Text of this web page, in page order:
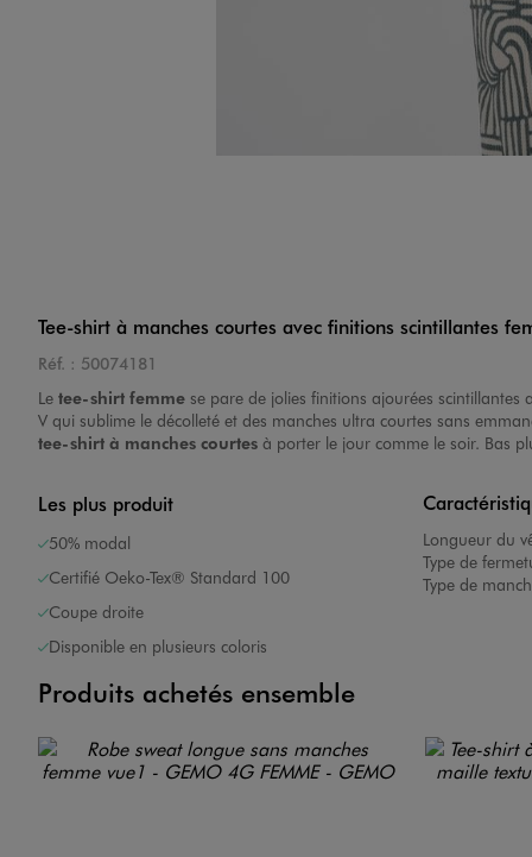
Tee-shirt à manches courtes avec finitions scintillantes
Réf. : 50074181
Le tee-shirt femme se pare de jolies finitions ajourées
V qui sublime le décolleté et des manches ultra courtes sans
tee-shirt à manches courtes à porter le jour comme le soir. Bas
Les plus produit
50% modal
Certifié Oeko-Tex® Standard 100
Coupe droite
Disponible en plusieurs coloris
Longueur du
Type de
Type de
Produits achetés ensemble